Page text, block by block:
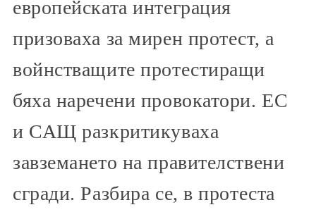
европейската интеграция
призоваха за мирен протест, а
войнстващите протестиращи
бяха наречени провокатори. ЕС
и САЩ разкритикуваха
завземането на правителствени
сгради. Разбира се, в протеста